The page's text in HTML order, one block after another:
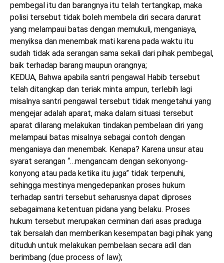
pembegal itu dan barangnya itu telah tertangkap, maka
polisi tersebut tidak boleh membela diri secara darurat
yang melampaui batas dengan memukuli, menganiaya,
menyiksa dan menembak mati karena pada waktu itu
sudah tidak ada serangan sama sekali dari pihak pembegal,
baik terhadap barang maupun orangnya;
KEDUA, Bahwa apabila santri pengawal Habib tersebut
telah ditangkap dan teriak minta ampun, terlebih lagi
misalnya santri pengawal tersebut tidak mengetahui yang
mengejar adalah aparat, maka dalam situasi tersebut
aparat dilarang melakukan tindakan pembelaan diri yang
melampaui batas misalnya sebagai contoh dengan
menganiaya dan menembak. Kenapa? Karena unsur atau
syarat serangan “…mengancam dengan sekonyong-
konyong atau pada ketika itu juga” tidak terpenuhi,
sehingga mestinya mengedepankan proses hukum
terhadap santri tersebut seharusnya dapat diproses
sebagaimana ketentuan pidana yang belaku. Proses
hukum tersebut merupakan cerminan dari asas praduga
tak bersalah dan memberikan kesempatan bagi pihak yang
dituduh untuk melakukan pembelaan secara adil dan
berimbang (due process of law);